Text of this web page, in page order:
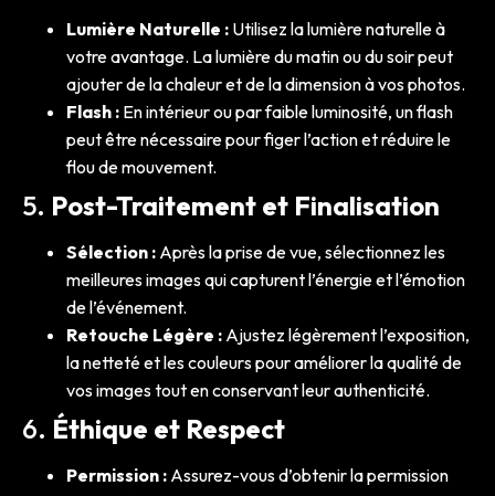
Lumière Naturelle : Utilisez la lumière naturelle à
votre avantage. La lumière du matin ou du soir peut
ajouter de la chaleur et de la dimension à vos photos.
Flash : En intérieur ou par faible luminosité, un flash
peut être nécessaire pour figer l’action et réduire le
flou de mouvement.
5. Post-Traitement et Finalisation
Sélection : Après la prise de vue, sélectionnez les
meilleures images qui capturent l’énergie et l’émotion
de l’événement.
Retouche Légère : Ajustez légèrement l’exposition,
la netteté et les couleurs pour améliorer la qualité de
vos images tout en conservant leur authenticité.
6. Éthique et Respect
Permission : Assurez-vous d’obtenir la permission